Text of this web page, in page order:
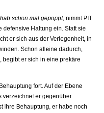
schon mal gepoppt, nimmt PIT
defensive Haltung ein. Statt sie
er sich aus der Verlegenheit, in
Schon alleine dadurch,
begibt er sich in ei­ne prekäre
fort. Auf der Ebene
verzeichnet er gegenüber
ihre Behauptung, er habe noch